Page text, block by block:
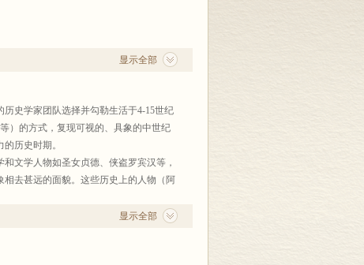
等。
显示全部
史学家团队选择并勾勒生活于4-15世纪
）的方式，复现可视的、具象的中世纪
历史时期。
文学人物如圣女贞德、侠盗罗宾汉等，
去甚远的面貌。这些历史上的人物（阿
显示全部